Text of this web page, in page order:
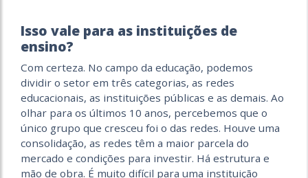
Isso vale para as instituições de
ensino?
Com certeza. No campo da educação, podemos
dividir o setor em três categorias, as redes
educacionais, as instituições públicas e as demais. Ao
olhar para os últimos 10 anos, percebemos que o
único grupo que cresceu foi o das redes. Houve uma
consolidação, as redes têm a maior parcela do
mercado e condições para investir. Há estrutura e
mão de obra. É muito difícil para uma instituição